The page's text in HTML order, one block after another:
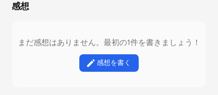
感想
まだ感想はありません。最初の1件を書きましょう！
感想を書く